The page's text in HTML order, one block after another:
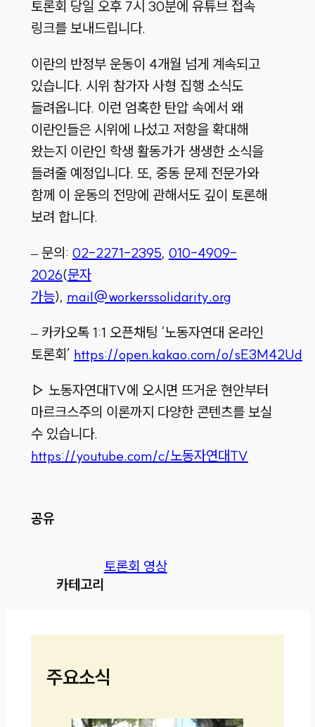
토론회 당일 오후 7시 30분에 유튜브 접속
링크를 보내드립니다.
이란의 반정부 운동이 4개월 넘게 계속되고
있습니다. 시위 참가자 사형 집행 소식도
들려옵니다. 이런 엄혹한 탄압 속에서 왜
이란인들은 시위에 나섰고 저항을 확대해
왔는지 이란인 학생 활동가가 생생한 소식을
들려줄 예정입니다. 또, 중동 문제 전문가와
함께 이 운동의 전망에 관해서도 깊이 토론해
보려 합니다.
– 문의: 02-2271-2395, 010-4909-
2026(문자
가능), mail@workerssolidarity.org
– 카카오톡 1:1 오픈채팅 ‘노동자연대 온라인
토론회’ https://open.kakao.com/o/sE3M42Ud
▷ 노동자연대TV에 오시면 뜨거운 현안부터
마르크스주의 이론까지 다양한 콘텐츠를 보실
수 있습니다.
https://youtube.com/c/노동자연대TV
공유
카테고리
토론회 영상
주요소식